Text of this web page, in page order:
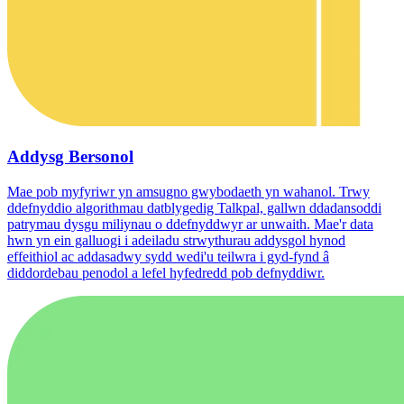
Addysg Bersonol
Mae pob myfyriwr yn amsugno gwybodaeth yn wahanol. Trwy
ddefnyddio algorithmau datblygedig Talkpal, gallwn ddadansoddi
patrymau dysgu miliynau o ddefnyddwyr ar unwaith. Mae'r data
hwn yn ein galluogi i adeiladu strwythurau addysgol hynod
effeithiol ac addasadwy sydd wedi'u teilwra i gyd-fynd â
diddordebau penodol a lefel hyfedredd pob defnyddiwr.